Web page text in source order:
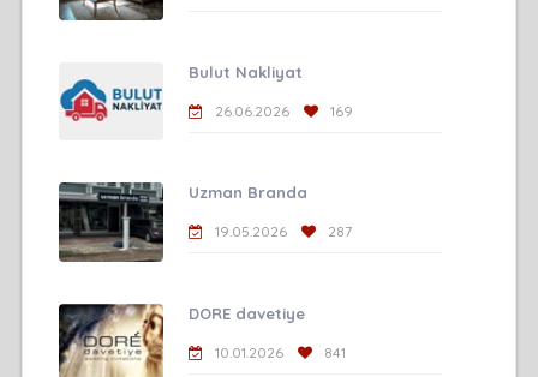
Bulut Nakliyat
26.06.2026 169
Uzman Branda
19.05.2026 287
DORE davetiye
10.01.2026 841